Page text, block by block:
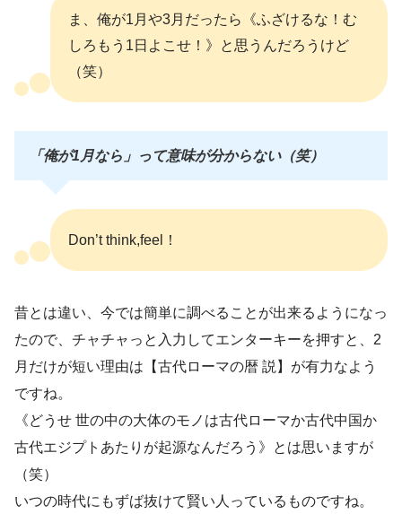
ま、俺が1月や3月だったら《ふざけるな！む
しろもう1日よこせ！》と思うんだろうけど
（笑）
「俺が1月なら」って意味が分からない（笑）
Don’t think,feel！
昔とは違い、今では簡単に調べることが出来るようになっ
たので、チャチャっと入力してエンターキーを押すと、2
月だけが短い理由は【古代ローマの暦 説】が有力なよう
ですね。
《どうせ 世の中の大体のモノは古代ローマか古代中国か
古代エジプトあたりが起源なんだろう》とは思いますが
（笑）
いつの時代にもずば抜けて賢い人っているものですね。